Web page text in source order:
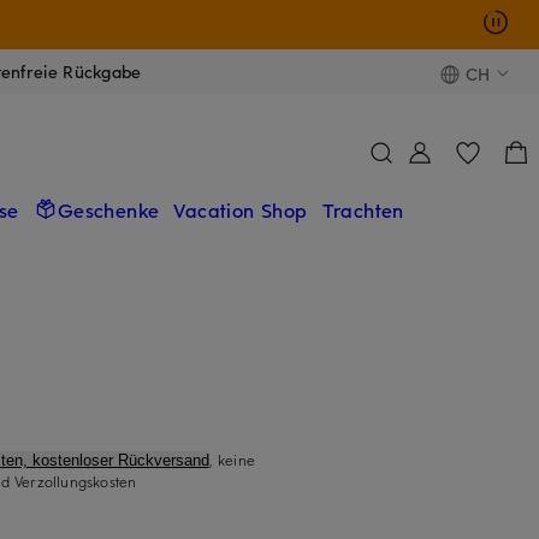
Rückgabe CH
Geschenke Vacation Shop Trachten
kostenloser Rückversand, keine
Verzollungskosten